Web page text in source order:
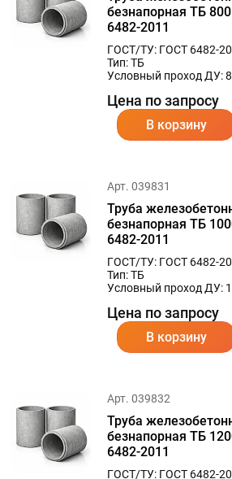
безнапорная ТБ
6482-2011
ГОСТ/ТУ: ГОСТ 6482-
Тип: ТБ
Условный проход ДУ:
Цена по запросу
В корзину
Арт. 039831
Труба
безнапорная ТБ
6482-2011
ГОСТ/ТУ: ГОСТ 6482-
Тип: ТБ
Условный проход ДУ:
Цена по запросу
В корзину
Арт. 039832
Труба
безнапорная ТБ
6482-2011
ГОСТ/ТУ: ГОСТ 6482-